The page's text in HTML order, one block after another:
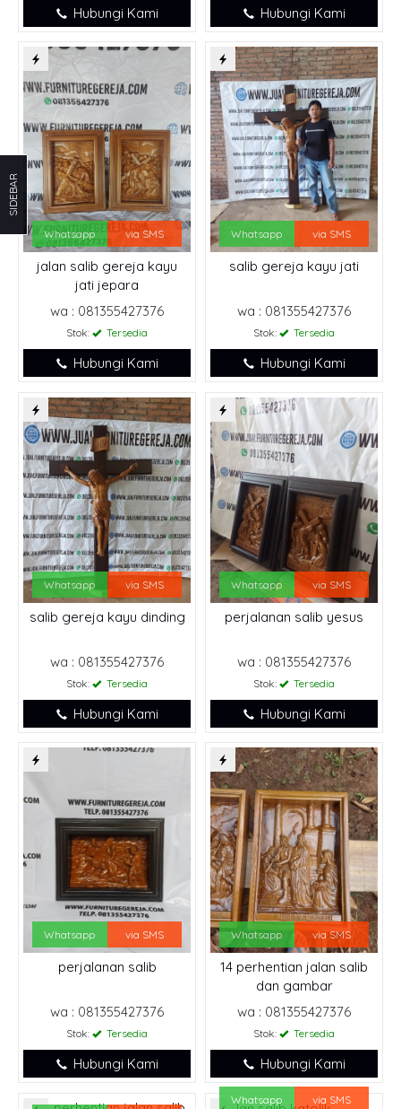
Hubungi Kami Hubungi Kami
Whatsapp via SMS
jalan salib gereja kayu
jati jepara
wa : 081355427376
Stok: Tersedia
Hubungi Kami
Whatsapp via SMS
salib gereja kayu jati
wa : 081355427376
Stok: Tersedia
Hubungi Kami
Whatsapp via SMS
salib gereja kayu dinding
wa : 081355427376
Stok: Tersedia
Hubungi Kami
Whatsapp via SMS
perjalanan salib yesus
wa : 081355427376
Stok: Tersedia
Hubungi Kami
Whatsapp via SMS
perjalanan salib
wa : 081355427376
Stok: Tersedia
Hubungi Kami
Whatsapp via SMS
14 perhentian jalan salib
dan gambar
wa : 081355427376
Stok: Tersedia
Hubungi Kami
Whatsapp via SMS
SIDEBAR